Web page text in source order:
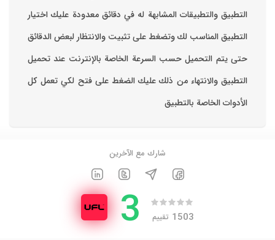
التطبيق والتطبيقات المشابهة له في دقائق معدودة ‏عليك اختيار
التطبيق المناسب لك وتضغط على تثبيت والانتظار لبعض الدقائق
حتى يتم التحميل حسب السرعة الخاصة بالإنترنت ‏عند تحميل
التطبيق والانتهاء من ذلك عليك الضغط على فتح لكي تعمل كل
الأدوات الخاصة بالتطبيق
شارك مع الآخرين
1503 تقييم 3